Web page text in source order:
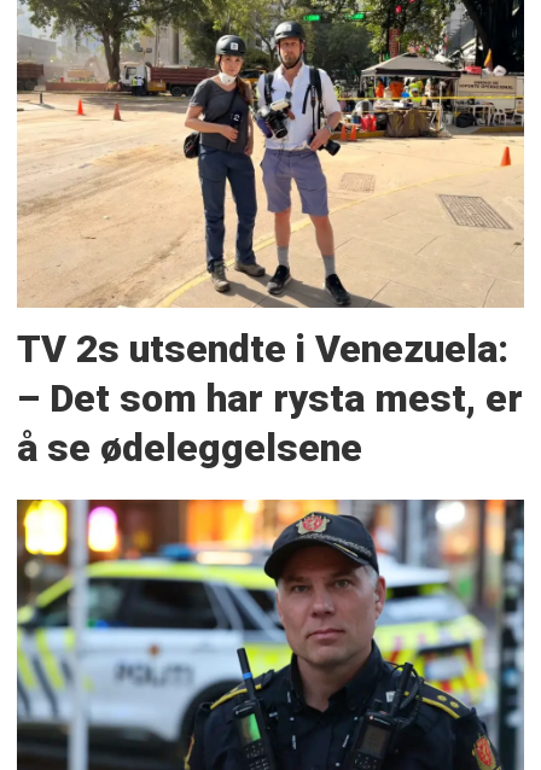
TV 2s utsendte i Venezuela:
– Det som har rysta mest, er
å se ødeleggelsene